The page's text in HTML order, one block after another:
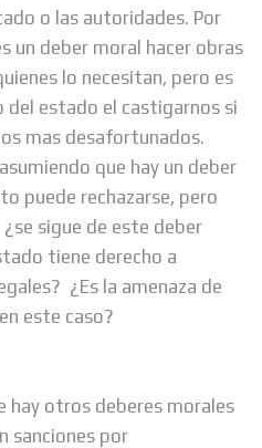
o las autoridades. Por
un deber moral hacer obras
lo necesitan, pero es
del estado el castigarnos si
mas desafortunados.
que hay un deber
puede rechazarse, pero
sigue de este deber
tiene derecho a
¿Es la amenaza de
este caso?
hay otros deberes morales
sanciones por